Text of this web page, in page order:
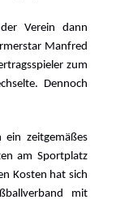
Verein dann
Manfred
zum
Dennoch
zeitgemäßes
am Sportplatz
Kosten hat sich
mit